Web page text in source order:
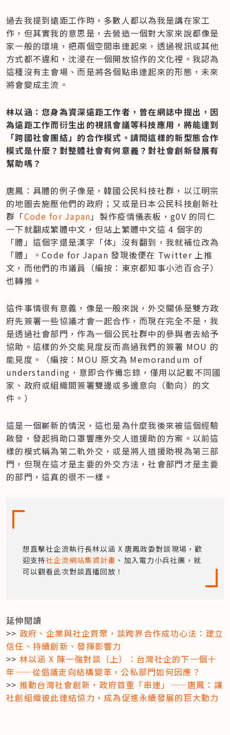
過去我提到遠距工作時，多數人都以為我是講在家工
作，但其實我的意思是，去營造一個對大家來說都像是
家一般的環境，把兩個空間串連起來，透過視訊或其他
方式都不違和，沈浸在一個開放協作的文化裡。我認為
這種沒有主會場、而是將各個點串連起來的形態，未來
將會變成主流。
林以涵：您身為資深遠距工作者，曾在網誌中提出，因
為遠距工作而衍生出的視訊會議等科技應用，將能達到
「跨國社會團結」的合作模式。請問這樣的新型態合作
模式是什麼？對整體社會有何意義？對社會創新發展有
幫助嗎？
唐鳳：具體的例子像是，韓國公民科技社群，以江明宗
的地圖去施壓他們的政府；又或是日本公民科技創新社
群「Code for Japan 」製作疫情儀表板，g0V 的同仁
一下就翻成繁體中文，但站上繁體中文這 4 個字的
「體」這個字還是漢字「体」沒有翻到，我就補位改為
「體」。Code for Japan 發現後便在 Twitter 上推
文，而他們的市議員（編按：東京都知事小池百合子）
也轉推。
這件事情很有意義，像是一般來說，外交關係是雙方政
府先簽署一些協議才會一起合作，而現在完全不是，我
是透過社會部門，作為一個公民社群中的參與者去給予
協助。這樣的外交能見度反而高過我們的簽署 MOU 的
能見度。（編按：MOU 原文為 Memorandum of
understanding，意即合作備忘錄，僅用以記載不同國
家、政府或組織間簽署雙邊或多邊意向（動向）的文
件。）
這是一個嶄新的情況，這也是為什麼我後來被這個經驗
啟發，發起捐助口罩響應外交人道援助的方案。以前這
樣的模式稱為第二軌外交，或是將人道援助視為第三部
門，但現在這才是主要的外交方法，社會部門才是主要
的部門，這真的很不一樣。
想直擊社企流執行長林以涵 X 唐鳳政委對談現場，歡
迎支持社企流網站集資計畫 、加入電力小兵社團，就
可以觀看此次對談直播回放！
延伸閱讀
>> 政府、企業與社企齊聚，談跨界合作成功心法：建立
信任、持續創新、發揮影響力
>> 林以涵 X 陳一強對談（上）：台灣社企的下一個十
年——從倡議走向結構變革，公私部門如何因應？
>> 推動台灣社會創新，政府首重「串連」——唐鳳：讓
社創組織彼此連結協力，成為促進永續發展的巨大動力